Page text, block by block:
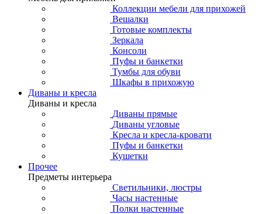
Коллекции мебели для прихожей
Вешалки
Готовые комплекты
Зеркала
Консоли
Пуфы и банкетки
Тумбы для обуви
Шкафы в прихожую
Диваны и кресла
Диваны и кресла
Диваны прямые
Диваны угловые
Кресла и кресла-кровати
Пуфы и банкетки
Кушетки
Прочее
Предметы интерьера
Светильники, люстры
Часы настенные
Полки настенные